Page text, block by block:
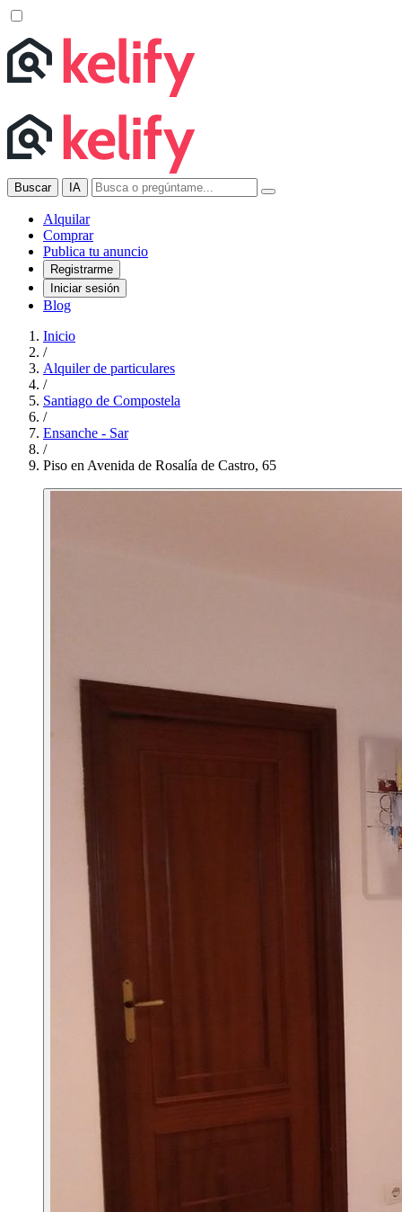
Buscar IA
Alquilar
Comprar
Publica tu anuncio
Registrarme
Iniciar sesión
Blog
Inicio
/
Alquiler de particulares
/
Santiago de Compostela
/
Ensanche - Sar
/
Piso en Avenida de Rosalía de Castro, 65